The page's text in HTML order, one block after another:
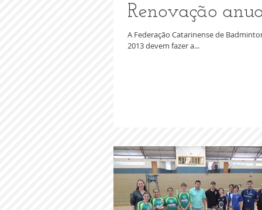
Renovação
A Federação Catarinense de
2013 devem fazer a...